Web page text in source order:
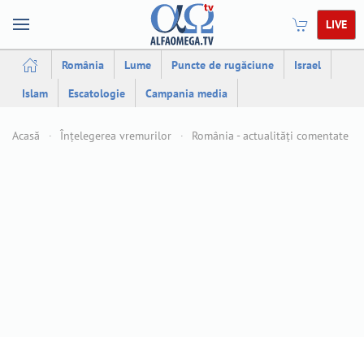
LIVE
România Lume Puncte de rugăciune
Israel
Islam
Escatologie Campania media
Acasă Înțelegerea vremurilor România - actualități comentate